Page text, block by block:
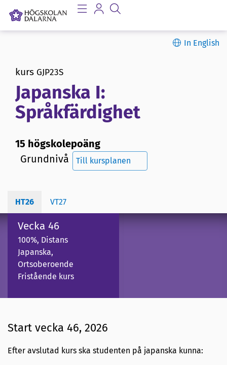
In English
kurs GJP23S
Japanska I:
Språkfärdighet
15 högskolepoäng
Grundnivå
Till kursplanen
HT26 VT27
Vecka 46
100%, Distans
Japanska,
Ortsoberoende
Fristående kurs
Start vecka 46, 2026
Efter avslutad kurs ska studenten på japanska kunna: